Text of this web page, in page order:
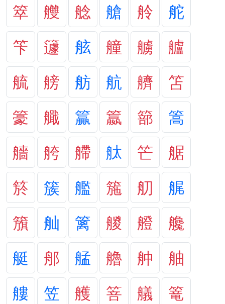
箤
艭 艌 艙 舲
舵
笇
籧 舷 艟 艣
艫
艈
艕 舫 航 艩
笘
籇
艥 籯 籝 篰
篙
艢
舿 艜 舦 笀
艍
箊
簇 艦 箷 舠
艉
籏
舢 篱 艐 艠
艬
艇
郍 艋 艪 舯
舳
艛
笠 艧 箁 艤
篭